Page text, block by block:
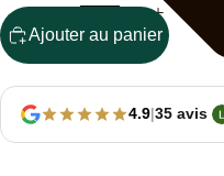
Ajouter au panier
4.9|35 avis